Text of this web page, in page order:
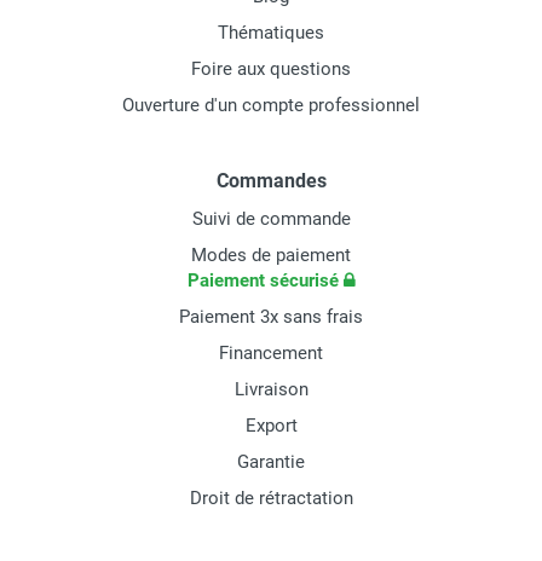
Thématiques
Foire aux questions
Ouverture d'un compte professionnel
Commandes
Suivi de commande
Modes de paiement
Paiement sécurisé
Paiement 3x sans frais
Financement
Livraison
Export
Garantie
Droit de rétractation